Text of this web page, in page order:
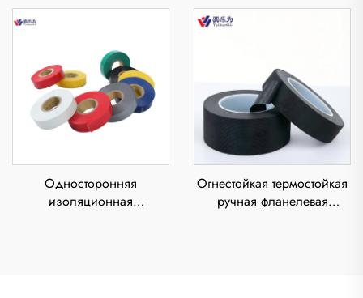
термоплавкий клей,
печатных материалов,
электроника, низкий
уровень
лента из ПВХ с резиновым
клеем, термостойкая,
маскировки
Односторонняя
изоляционная
Огнестойкая термостойкая
ручная фланелевая